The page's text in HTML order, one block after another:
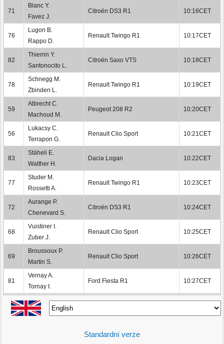
71
Blanc Y.
Favez J.
Citroën DS3 R1 10:16CET
76
Lugon B.
Rappo D.
Renault Twingo R1 10:17CET
82
Thierrin Y.
Santonocito L.
Citroën Saxo VTS 10:18CET
78
Schnegg M.
Zbinden L.
Renault Twingo R1 10:19CET
59
Albrecht C.
Machoud M.
Peugeot 208 R2 10:20CET
56
Lukacsy C.
Terrapon G.
Renault Clio Sport 10:21CET
83
Stäheli E.
Walther H.
Dacia Logan 10:22CET
77
Studer M.
Rossetti A.
Renault Twingo R1 10:23CET
72
Aurange P.
Chenevard S.
Citroën DS3 R1 10:24CET
68
Vuistiner I.
Zuber J.
Renault Clio Sport 10:25CET
69
Broussoux P.
Martin S.
Renault Clio Sport 10:26CET
81
Vernay A.
Tornay I.
Ford Fiesta R1 10:27CET
Standardní verze